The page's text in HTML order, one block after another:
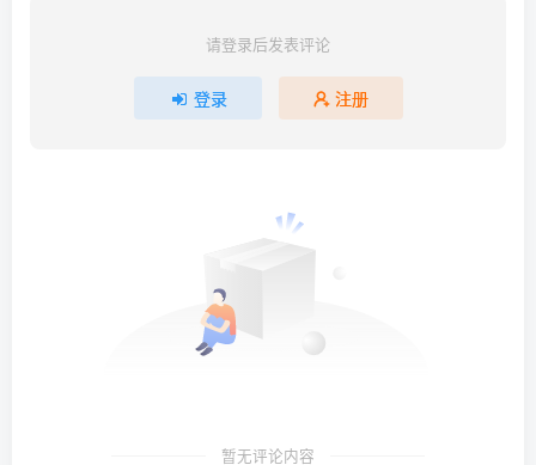
请登录后发表评论
登录 注册
暂无评论内容